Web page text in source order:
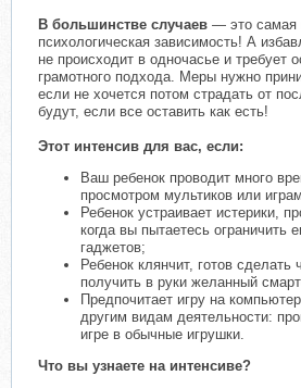
В большинстве случаев — это самая
психологическая зависимость! А
не происходит в одночасье и требует
грамотного подхода. Меры нужно
если не хочется потом страдать от
будут, если все оставить как есть!
Этот интенсив для вас, если:
Ваш ребенок проводит много
просмотром мультиков или
Ребенок устраивает истерики,
когда вы пытаетесь ограничить
гаджетов;
Ребенок клянчит, готов
получить в руки желанный
Предпочитает игру на
другим видам деятельности:
игре в обычные игрушки.
Что вы узнаете на интенсиве?